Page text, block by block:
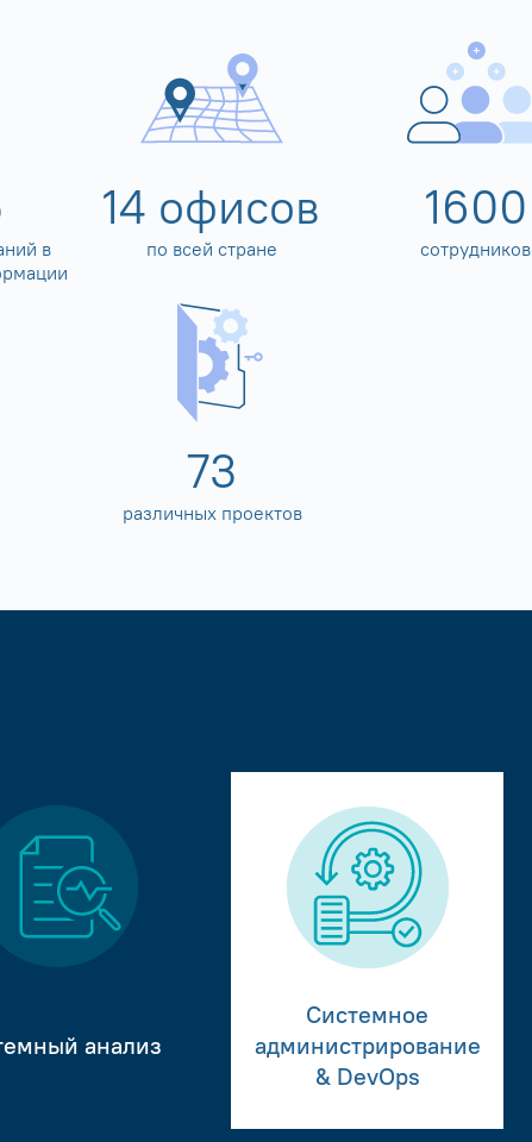
в
14 офисов
по всей стране
1600
сотрудников
80
различных проектов
анализ
Системное
администрирование
& DevOps